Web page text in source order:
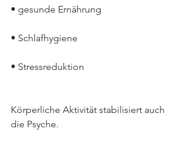
• gesunde Ernährung
• Schlafhygiene
• Stressreduktion
Körperliche Aktivität stabilisiert auch
die Psyche.